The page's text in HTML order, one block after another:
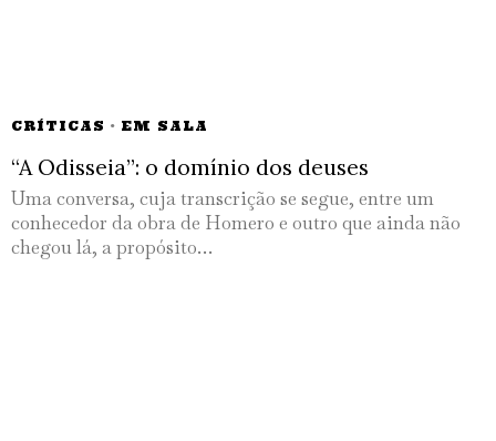
CRÍTICAS · EM SALA
“A Odisseia”: o domínio dos deuses
Uma conversa, cuja transcrição se segue, entre um
conhecedor da obra de Homero e outro que ainda não
chegou lá, a propósito…